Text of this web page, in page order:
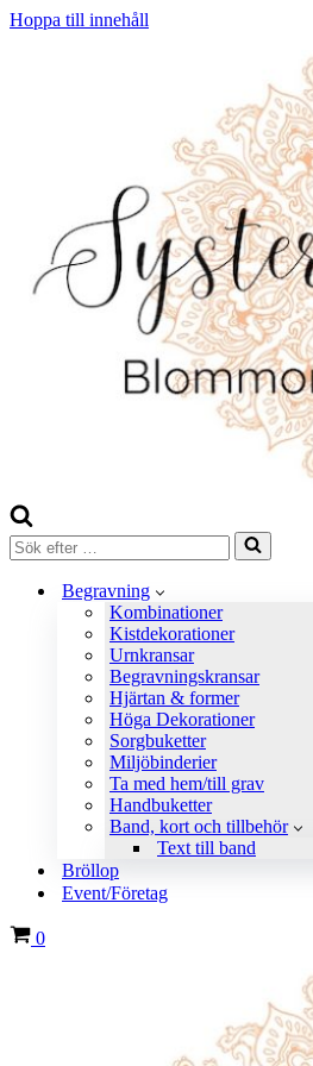
Hoppa till innehåll
Sök
efter
Begravning
Kombinationer
Kistdekorationer
Urnkransar
Begravningskransar
Hjärtan & former
Höga Dekorationer
Sorgbuketter
Miljöbinderier
Ta med hem/till grav
Handbuketter
Band, kort och tillbehör
Text till band
Bröllop
Event/Företag
Varukorg
0